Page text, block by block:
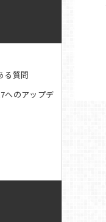
る質問
へのアップデ